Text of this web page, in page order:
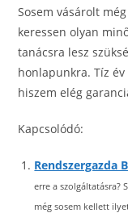
Sosem vásárolt
keressen olyan
tanácsra lesz
honlapunkra. Tíz
hiszem elég
Kapcsolódó:
Rendszergazda
erre a szolgáltatásra?
még sosem kellett